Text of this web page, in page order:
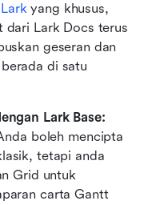
yang khusus,
dari Lark Docs terus
geseran dan
di satu
Lark Base:
boleh mencipta
tetapi anda
Grid untuk
carta Gantt